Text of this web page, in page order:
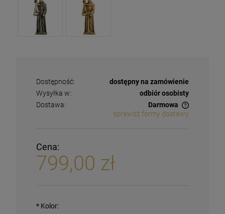
Dostępność:
dostępny na zamówienie
Wysyłka w:
odbiór osobisty
Dostawa:
Darmowa
sprawdź formy dostawy
Cena:
799,00 zł
* Kolor: